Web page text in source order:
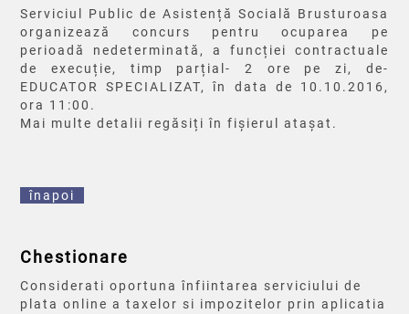
Serviciul Public de Asistență Socială Brusturoasa
organizează concurs pentru ocuparea pe
perioadă nedeterminată, a funcției contractuale
de execuție, timp parțial- 2 ore pe zi, de-
EDUCATOR SPECIALIZAT, în data de 10.10.2016,
ora 11:00.
Mai multe detalii regăsiți în fișierul atașat.
înapoi
Chestionare
Considerati oportuna înfiintarea serviciului de
plata online a taxelor si impozitelor prin aplicatia